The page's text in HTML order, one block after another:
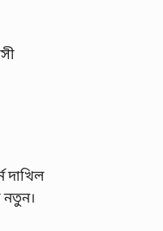
দাখিল
নতুন।